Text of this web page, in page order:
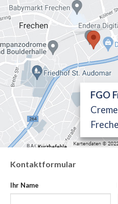
FGO
Kontaktformular
Ihr Name